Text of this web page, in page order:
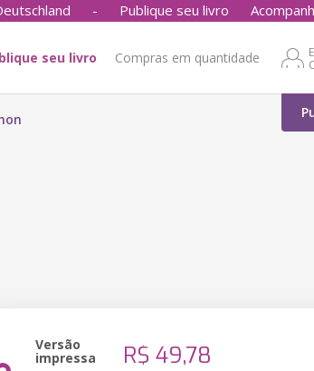
- Publique seu livro
seu livro Compras em quantidade
Versão
impressa R$ 49,78